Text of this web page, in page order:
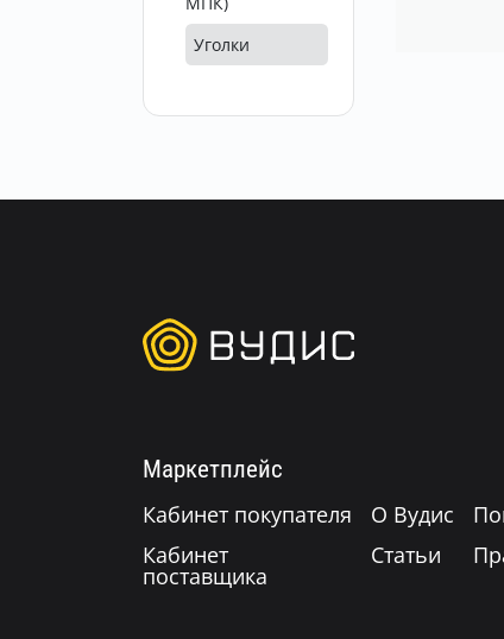
Уголки
Маркетплейс
Кабинет покупателя
Кабинет
поставщика
О Вудис
Статьи